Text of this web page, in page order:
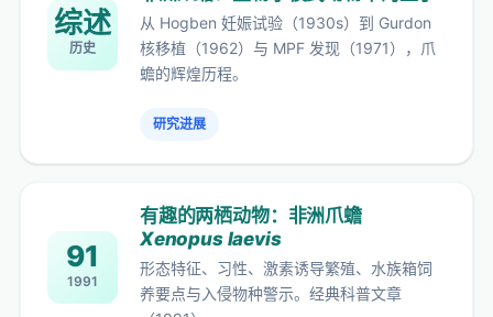
综述
历史
从 Hogben 妊娠试验（1930s）到 Gurdon
核移植（1962）与 MPF 发现（1971），爪
蟾的辉煌历程。
研究进展
91
1991
有趣的两栖动物：非洲爪蟾
Xenopus laevis
形态特征、习性、激素诱导繁殖、水族箱饲
养要点与入侵物种警示。经典科普文章